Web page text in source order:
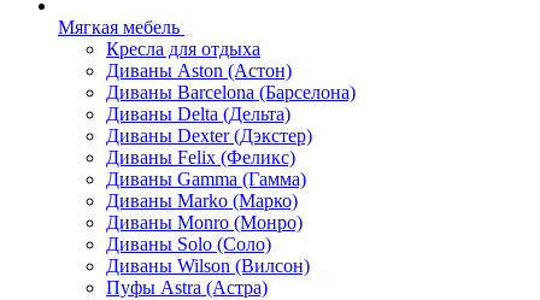
Мягкая мебель
Кресла для отдыха
Диваны Aston (Астон)
Диваны Barcelona (Барселона)
Диваны Delta (Дельта)
Диваны Dexter (Дэкстер)
Диваны Felix (Феликс)
Диваны Gamma (Гамма)
Диваны Marko (Марко)
Диваны Monro (Монро)
Диваны Solo (Соло)
Диваны Wilson (Вилсон)
Пуфы Astra (Астра)